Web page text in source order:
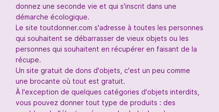
donnez une seconde vie et qui s'inscrit dans une
démarche écologique.
Le site toutdonner.com s'adresse à toutes les personnes
qui souhaitent se débarrasser de vieux objets ou les
personnes qui souhaitent en récupérer en faisant de la
récupe.
Un site gratuit de dons d'objets, c'est un peu comme
une brocante où tout est gratuit.
À l'exception de quelques catégories d'objets interdits,
vous pouvez donner tout type de produits : des